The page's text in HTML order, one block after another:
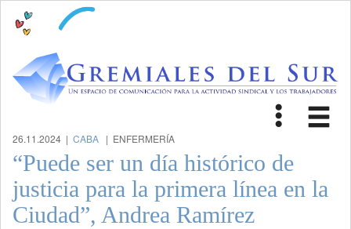
Toggle
26.11.2024 | CABA | ENFERMERÍA
“Puede ser un día histórico de
justicia para la primera línea en la
Ciudad”, Andrea Ramírez